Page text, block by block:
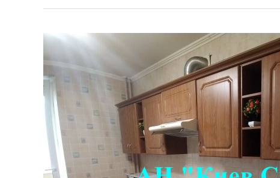
Аренда
квартиры
Анны
Ахматовой
45